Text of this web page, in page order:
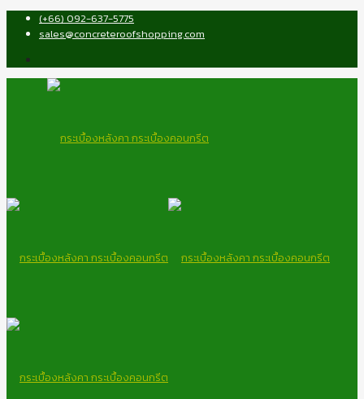
(+66) 092-637-5775
sales@concreteroofshopping.com